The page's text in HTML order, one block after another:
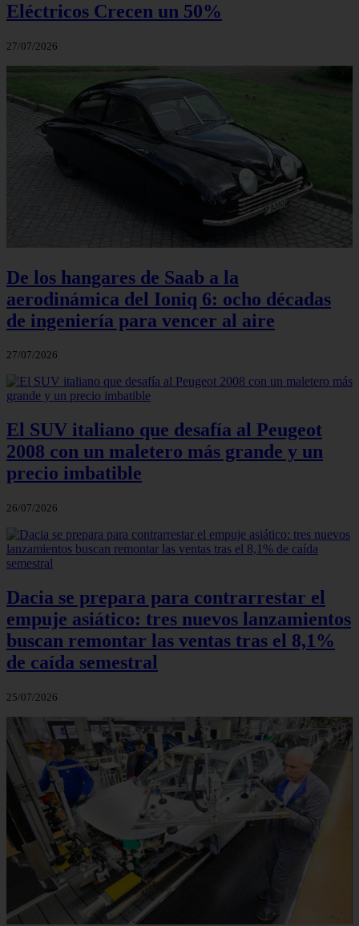
Eléctricos Crecen un 50%
27/07/2026
De los hangares de Saab a la
aerodinámica del Ioniq 6: ocho décadas
de ingeniería para vencer al aire
27/07/2026
El SUV italiano que desafía al Peugeot
2008 con un maletero más grande y un
precio imbatible
26/07/2026
Dacia se prepara para contrarrestar el
empuje asiático: tres nuevos lanzamientos
buscan remontar las ventas tras el 8,1%
de caída semestral
25/07/2026